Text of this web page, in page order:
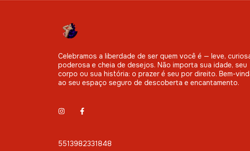
Celebramos a liberdade de ser quem você é — leve,
poderosa e cheia de desejos. Não importa sua idade, seu
corpo ou sua história: o prazer é seu por direito. Bem-
ao seu espaço seguro de descoberta e encantamento.
5513982331848